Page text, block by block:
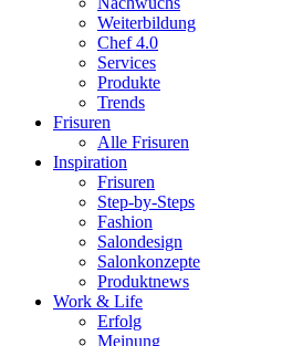
Weiterbildung
Chef 4.0
Services
Produkte
Trends
Frisuren
Alle Frisuren
Inspiration
Frisuren
Step-by-Steps
Fashion
Salondesign
Salonkonzepte
Produktnews
Work & Life
Erfolg
Meinung